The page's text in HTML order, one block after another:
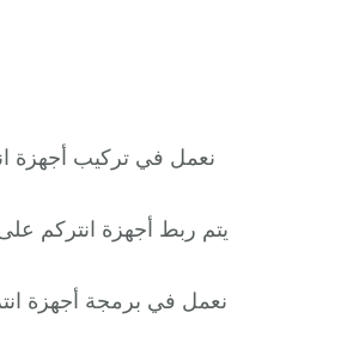
نعمل في تركيب أجهزة
يتم ربط أجهزة انتركم
نعمل في برمجة أجهزة